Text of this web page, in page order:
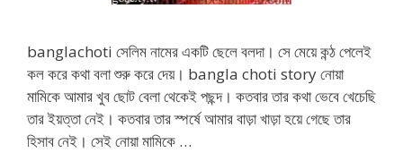
banglachoti সেলিম নামের একটি ছেলে বলদা। সে মেয়ে কন্ঠ পেলেই
কল করে কথা বলা শুরু করে দেয়। bangla choti story নোয়া
মামিকে আমার খুব ছোট বেলা থেকেই পছন্দ। কতবার তার কথা ভেবে খেচেছি
তার ইয়ত্তা নেই। কতবার তার স্পর্ষে আমার বাড়া খাড়া হয়ে গেছে তার
হিসাব নেই। সেই নোয়া মামিকে …